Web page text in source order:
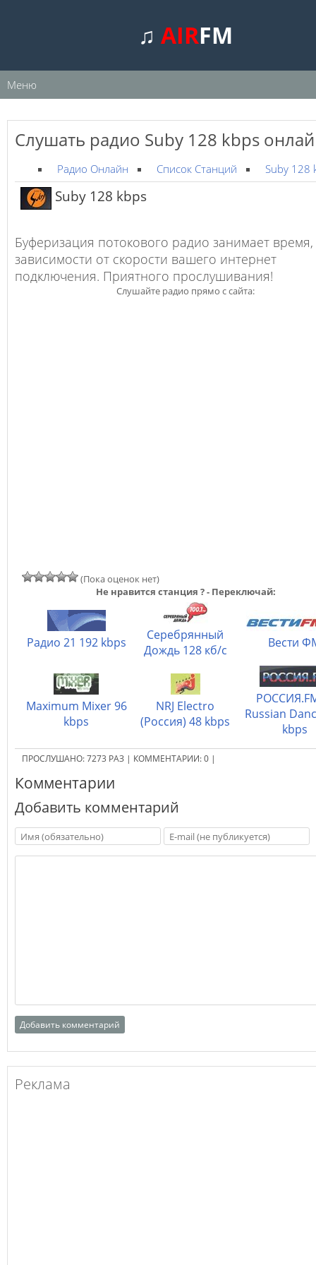
♫AIRFM
Меню
Слушать радио Suby 128 kbps
Радио Онлайн Список Станций Suby 128
Suby 128 kbps
Буферизация потокового радио занимает время,
зависимости от скорости вашего интернет
подключения. Приятного прослушивания!
Слушайте радио прямо с сайта:
(Пока оценок нет)
Не нравится станция ? - Переключай:
Радио 21 192 kbps
Серебрянный
Дождь 128 кб/с
Вести
Maximum Mixer 96
kbps
NRJ Electro
(Россия) 48 kbps
Russian
kbps
ПРОСЛУШАНО:7273 РАЗ | КОММЕНТАРИИ:0 |
Комментарии
Добавить комментарий
Реклама